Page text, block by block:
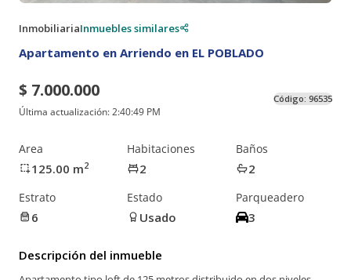
InmobiliariaInmuebles similares
Apartamento en Arriendo en EL POBLADO
$ 7.000.000
Última actualización:2:40:49 PM
Código: 96535
Area
125.00 m2
Habitaciones
2
Baños
2
Estrato
6
Estado
Usado
Parqueadero
3
Descripción del inmueble